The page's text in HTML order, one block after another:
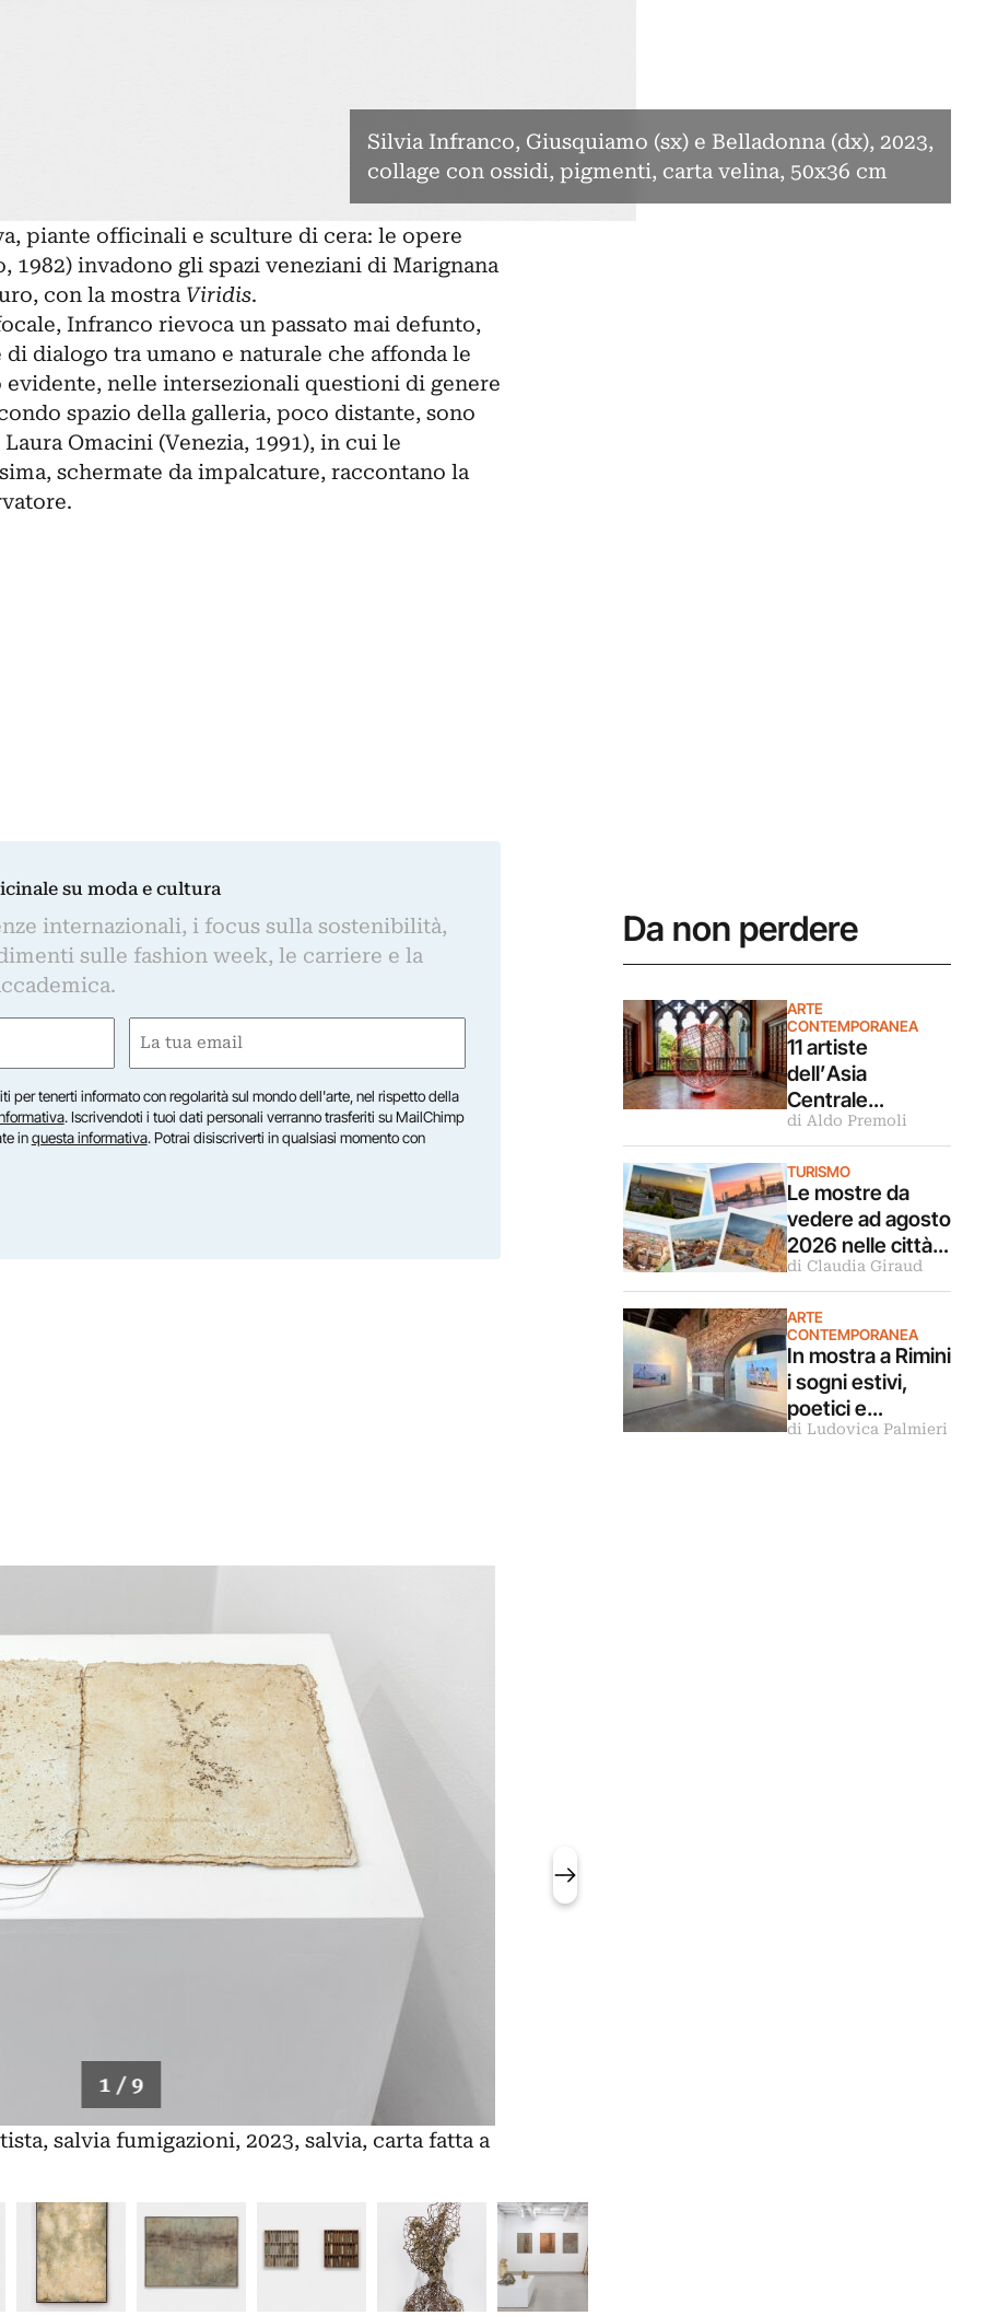
Silvia Infranco, Giusquiamo (sx) e Belladonna (dx), 2023,
collage con ossidi, pigmenti, carta velina, 50x36 cm
piante officinali e sculture di cera: le opere
1982) invadono gli spazi veneziani di Marignana
con la mostra Viridis.
Infranco rievoca un passato mai defunto,
dialogo tra umano e naturale che affonda le
nelle intersezionali questioni di genere
spazio della galleria, poco distante, sono
Laura Omacini(Venezia, 1991), in cui le
schermate da impalcature, raccontano la
su moda e cultura
internazionali, i focus sulla sostenibilità,
sulle fashion week, le carriere e la
Email
per tenerti informato con regolarità sul mondo dell'arte, nel rispetto della
. Iscrivendoti i tuoi dati personali verranno trasferiti su MailChimp
inquesta informativa. Potrai disiscriverti in qualsiasi momento con
1 / 9
salvia fumigazioni, 2023, salvia, carta fatta a
Da non perdere
ARTE
CONTEMPORANEA
11 artiste
dell’Asia
Centrale
rileggono la
Turandot in
questa mostra a
Venezia
di Aldo Premoli
TURISMO
Le mostre da
vedere ad agosto
2026 nelle città
d’arte europee
di Claudia Giraud
ARTE
CONTEMPORANEA
In mostra a Rimini
i sogni estivi,
poetici e
malinconici
di Ludovica Palmieri